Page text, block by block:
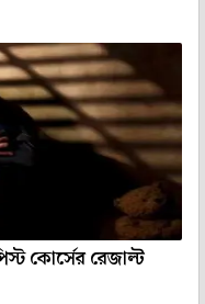
কোর্সের রেজাল্ট